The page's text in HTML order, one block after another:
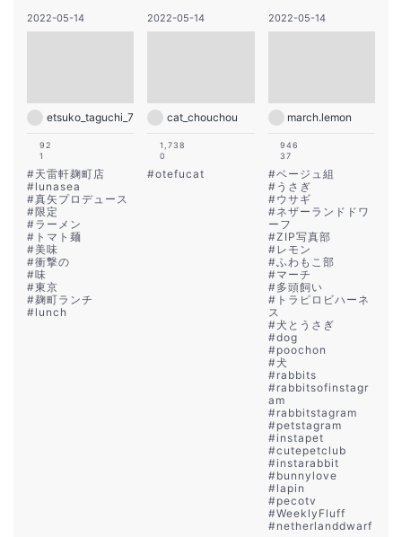
2022-05-14
etsuko_taguchi_7
92
1
#天雷軒麹町店
#lunasea
#真矢プロデュース
#限定
#ラーメン
# トマト麺
#美味
#衝撃の
#味
#東京
#麹町ランチ
#lunch
2022-05-14
cat_chouchou
1,738
0
#otefucat
2022-05-14
march.lemon
946
37
#ベージュ組
# うさぎ
#ウサギ
#ネザーランドドワ
ーフ
#ZIP写真部
#レモン
#ふわもこ部
#マーチ
#多頭飼い
# トラピロビハーネ
ス
#犬とうさぎ
#dog
#poochon
#犬
#rabbits
#rabbitsofinstagr
am
#rabbitstagram
#petstagram
#instapet
#cutepetclub
#instarabbit
#bunnylove
#lapin
#pecotv
#WeeklyFluff
#netherlanddwarf